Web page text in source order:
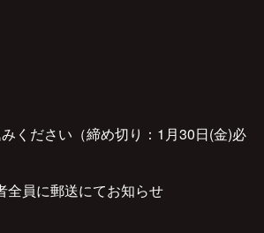
ください（締め切り：1月30日(金)必
全員に郵送にてお知らせ